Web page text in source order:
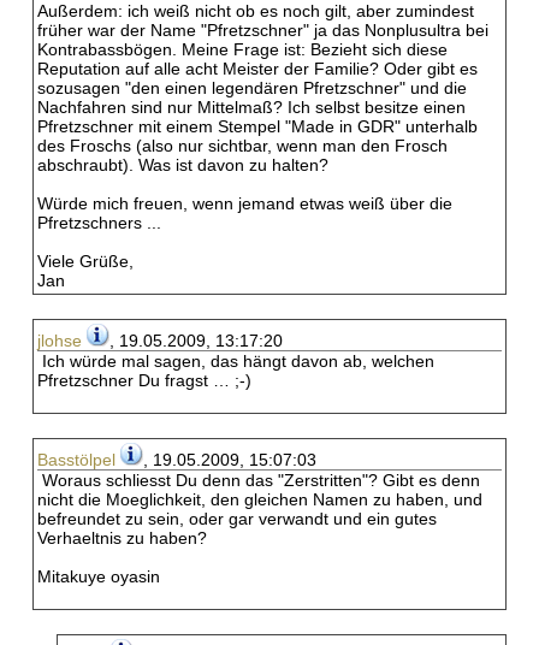
Außerdem: ich weiß nicht ob es noch gilt, aber zumindest
früher war der Name "Pfretzschner" ja das Nonplusultra bei
Kontrabassbögen. Meine Frage ist: Bezieht sich diese
Reputation auf alle acht Meister der Familie? Oder gibt es
sozusagen "den einen legendären Pfretzschner" und die
Nachfahren sind nur Mittelmaß? Ich selbst besitze einen
Pfretzschner mit einem Stempel "Made in GDR" unterhalb
des Froschs (also nur sichtbar, wenn man den Frosch
abschraubt). Was ist davon zu halten?
Würde mich freuen, wenn jemand etwas weiß über die
Pfretzschners ...
Viele Grüße,
Jan
jlohse
, 19.05.2009, 13:17:20
Ich würde mal sagen, das hängt davon ab, welchen
Pfretzschner Du fragst … ;-)
Basstölpel
, 19.05.2009, 15:07:03
Woraus schliesst Du denn das "Zerstritten"? Gibt es denn
nicht die Moeglichkeit, den gleichen Namen zu haben, und
befreundet zu sein, oder gar verwandt und ein gutes
Verhaeltnis zu haben?
Mitakuye oyasin